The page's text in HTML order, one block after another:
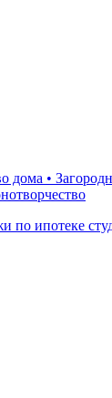
дома •
по ипотеке